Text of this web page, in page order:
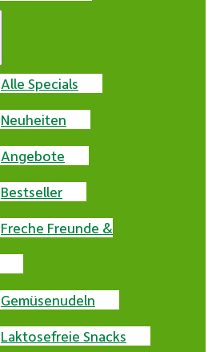
Alle Specials
Neuheiten
Angebote
Bestseller
Freche Freunde &
Gemüsenudeln
Laktosefreie Snacks